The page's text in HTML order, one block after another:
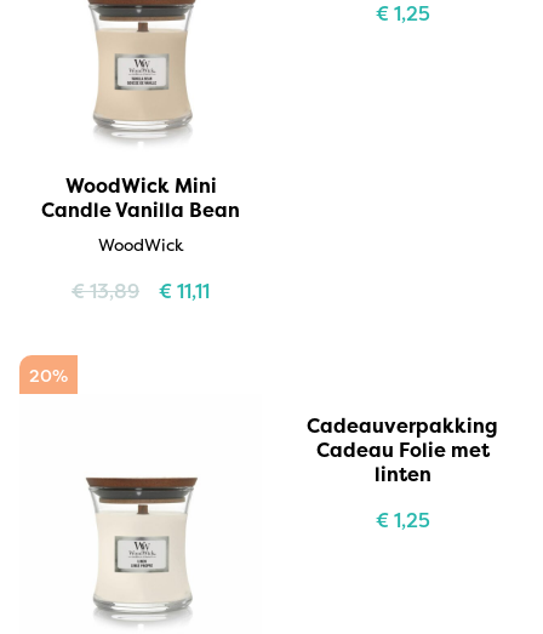
WoodWick Mini
Candle Vanilla Bean
WoodWick
€13,89 €11,11
€1,25
20%
Cadeauverpakking
Cadeau Folie met
linten
€1,25